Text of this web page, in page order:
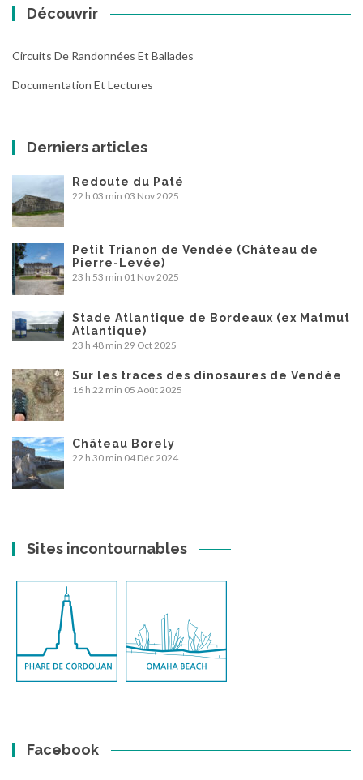
Découvrir
Circuits De Randonnées Et Ballades
Documentation Et Lectures
Derniers articles
Redoute du Paté
22 h 03 min 03 Nov 2025
Petit Trianon de Vendée (Château de
Pierre-Levée)
23 h 53 min 01 Nov 2025
Stade Atlantique de Bordeaux (ex Matmut
Atlantique)
23 h 48 min 29 Oct 2025
Sur les traces des dinosaures de Vendée
16 h 22 min 05 Août 2025
Château Borely
22 h 30 min 04 Déc 2024
Sites incontournables
Facebook